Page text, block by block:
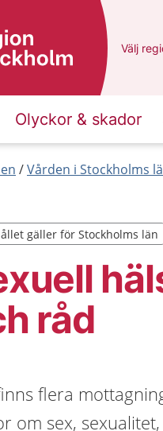
Du har
Välj en
Olyckor & skador
Vården i Stockholms
råd
gäller för Stockholms län
gäller för Stockholms län
flera
om sex,